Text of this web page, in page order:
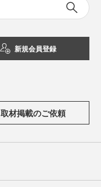
新規会員登録
取材掲載のご依頼